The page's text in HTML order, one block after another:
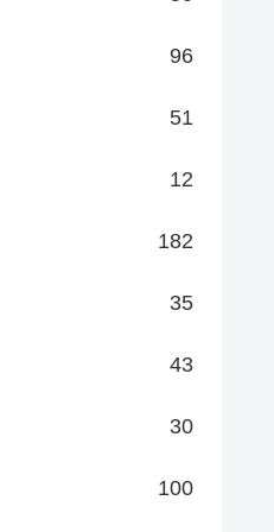
96
51
12
182
35
43
30
100